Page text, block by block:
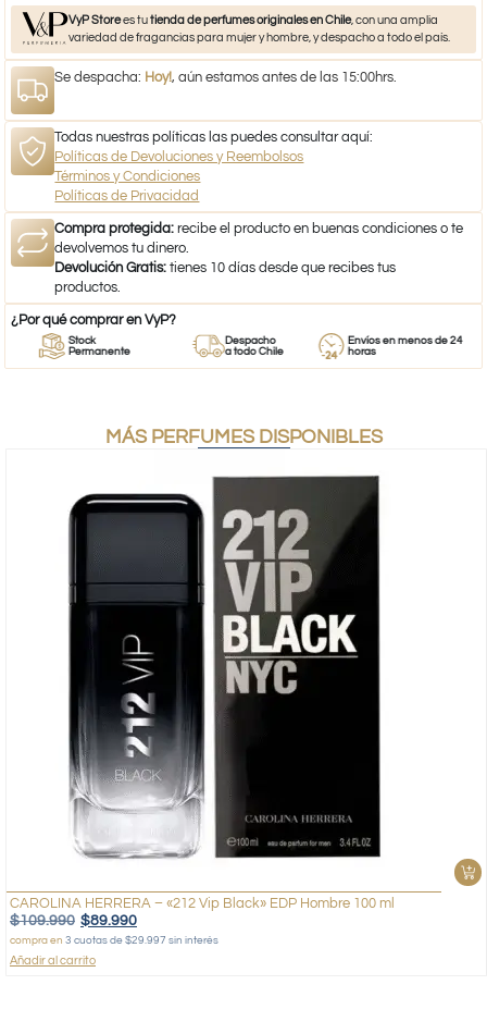
VyP Storees tutienda de perfumes originales en Chile, con una amplia
variedad de fragancias para mujer y hombre, y despacho a todo el país.
Se despacha: Hoy!, aún estamos antes de las 15:00hrs.
Todas nuestras políticas las puedes consultar aquí:
Políticas de Devoluciones y Reembolsos
Términos y Condiciones
Políticas de Privacidad
Compra protegida: recibe el producto en buenas condiciones o te
devolvemos tu dinero.
Devolución Gratis: tienes 10 días desde que recibes tus
productos.
¿Por qué comprar en VyP?
Stock
Permanente
Despacho
a todo Chile
Envíos en menos de 24
horas
MÁS PERFUMES DISPONIBLES
CAROLINA HERRERA – «212 Vip Black» EDP Hombre 100 ml
$109.990 $89.990
compra en 3 cuotas de $29.997 sin interés
Añadir al carrito